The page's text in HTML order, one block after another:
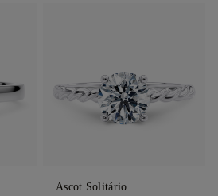
Ascot Solitário